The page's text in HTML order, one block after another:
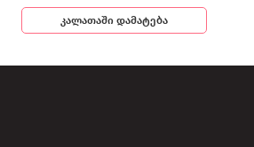
კალათაში დამატება